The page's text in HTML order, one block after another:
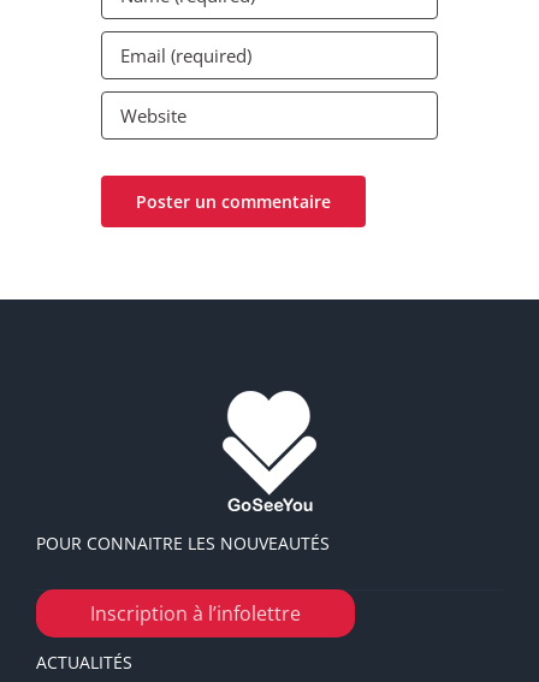
POUR CONNAITRE LES NOUVEAUTÉS
Inscription à l’infolettre
ACTUALITÉS